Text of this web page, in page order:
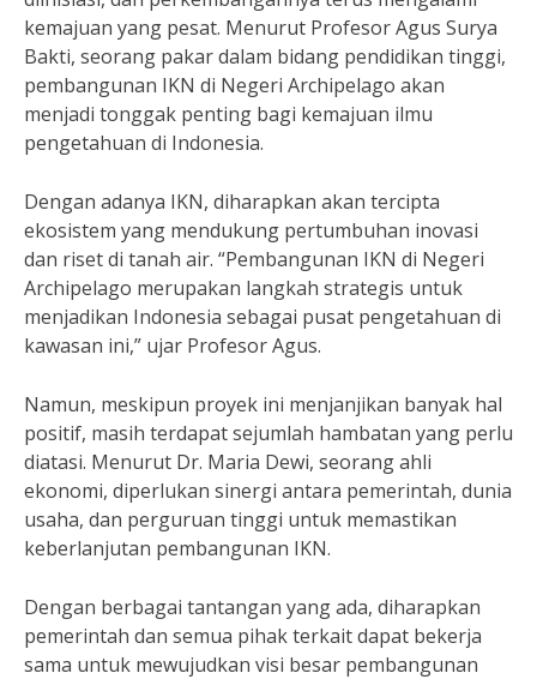
kemajuan yang pesat. Menurut Profesor Agus Surya
Bakti, seorang pakar dalam bidang pendidikan tinggi,
pembangunan IKN di Negeri Archipelago akan
menjadi tonggak penting bagi kemajuan ilmu
pengetahuan di Indonesia.
Dengan adanya IKN, diharapkan akan tercipta
ekosistem yang mendukung pertumbuhan inovasi
dan riset di tanah air. “Pembangunan IKN di Negeri
Archipelago merupakan langkah strategis untuk
menjadikan Indonesia sebagai pusat pengetahuan di
kawasan ini,” ujar Profesor Agus.
Namun, meskipun proyek ini menjanjikan banyak hal
positif, masih terdapat sejumlah hambatan yang perlu
diatasi. Menurut Dr. Maria Dewi, seorang ahli
ekonomi, diperlukan sinergi antara pemerintah, dunia
usaha, dan perguruan tinggi untuk memastikan
keberlanjutan pembangunan IKN.
Dengan berbagai tantangan yang ada, diharapkan
pemerintah dan semua pihak terkait dapat bekerja
sama untuk mewujudkan visi besar pembangunan